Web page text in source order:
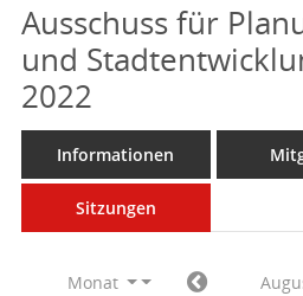
Ausschuss für
und
2022
Informationen
Sitzungen
Monat